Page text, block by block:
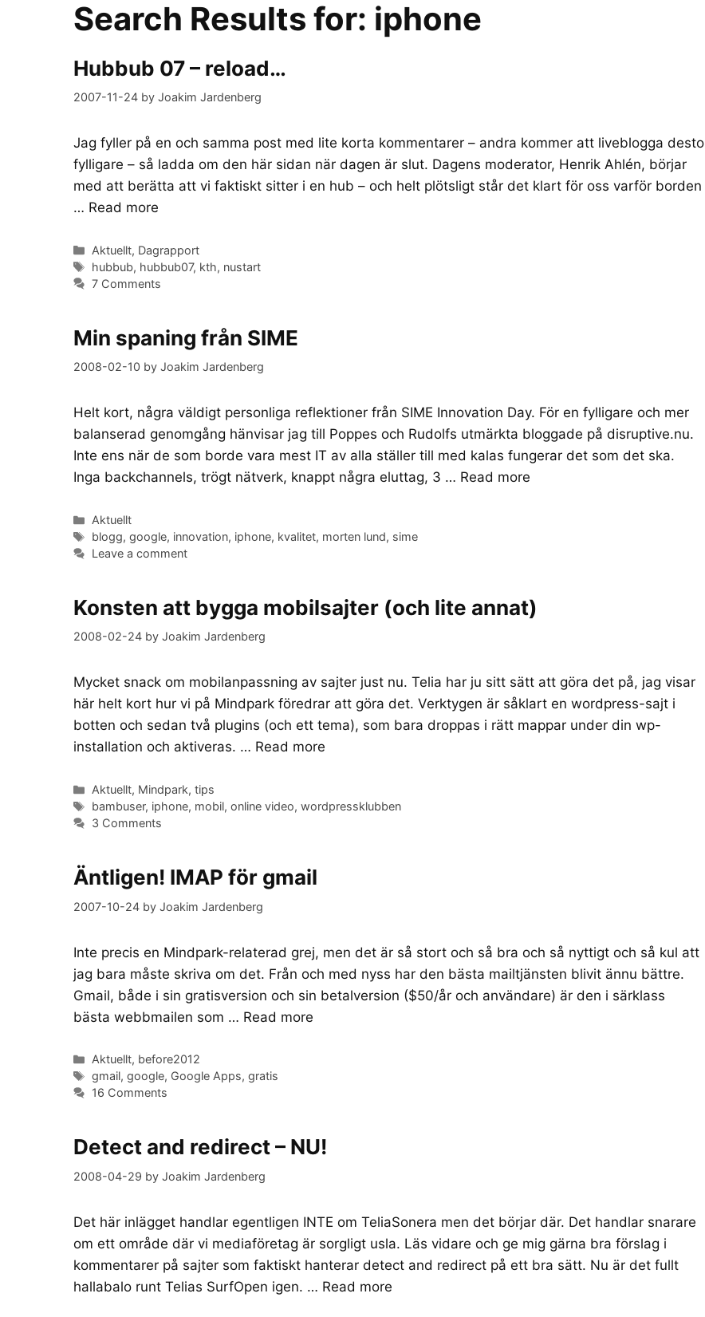
Search Results for: iphone
Hubbub 07 – reload…
2007-11-24 by Joakim Jardenberg
Jag fyller på en och samma post med lite korta kommentarer – andra kommer att liveblogga desto
fylligare – så ladda om den här sidan när dagen är slut. Dagens moderator, Henrik Ahlén, börjar
med att berätta att vi faktiskt sitter i en hub – och helt plötsligt står det klart för oss varför borden
… Read more
Categories
Aktuellt, Dagrapport
Tags
hubbub, hubbub07, kth, nustart
7 Comments
Min spaning från SIME
2008-02-10 by Joakim Jardenberg
Helt kort, några väldigt personliga reflektioner från SIME Innovation Day. För en fylligare och mer
balanserad genomgång hänvisar jag till Poppes och Rudolfs utmärkta bloggade på disruptive.nu.
Inte ens när de som borde vara mest IT av alla ställer till med kalas fungerar det som det ska.
Inga backchannels, trögt nätverk, knappt några eluttag, 3 … Read more
Categories
Aktuellt
Tags
blogg,google, innovation, iphone, kvalitet, morten lund, sime
Leave a comment
Konsten att bygga mobilsajter (och lite annat)
2008-02-24 by Joakim Jardenberg
Mycket snack om mobilanpassning av sajter just nu. Telia har ju sitt sätt att göra det på, jag visar
här helt kort hur vi på Mindpark föredrar att göra det. Verktygen är såklart en wordpress-sajt i
botten och sedan två plugins (och ett tema), som bara droppas i rätt mappar under din wp-
installation och aktiveras. … Read more
Categories
Aktuellt, Mindpark,tips
Tags
bambuser, iphone, mobil,online video,wordpressklubben
3 Comments
Äntligen! IMAP för gmail
2007-10-24 by Joakim Jardenberg
Inte precis en Mindpark-relaterad grej, men det är så stort och så bra och så nyttigt och så kul att
jag bara måste skriva om det. Från och med nyss har den bästa mailtjänsten blivit ännu bättre.
Gmail, både i sin gratisversion och sin betalversion ($50/år och användare) är den i särklass
bästa webbmailen som … Read more
Categories
Aktuellt, before2012
Tags
gmail,google, Google Apps,gratis
16 Comments
Detect and redirect – NU!
2008-04-29 by Joakim Jardenberg
Det här inlägget handlar egentligen INTE om TeliaSonera men det börjar där. Det handlar snarare
om ett område där vi mediaföretag är sorgligt usla. Läs vidare och ge mig gärna bra förslag i
kommentarer på sajter som faktiskt hanterar detect and redirect på ett bra sätt. Nu är det fullt
hallabalo runt Telias SurfOpen igen. … Read more